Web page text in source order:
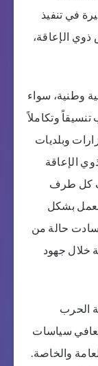
في تنفيذ
الإعاقة،
وطنية، سواء
وتكاملاً
وبلديات
الإعاقة
كل طرف
بشكل
حالة من
خلال جهود
الحرب
سياسات
والخاصة.